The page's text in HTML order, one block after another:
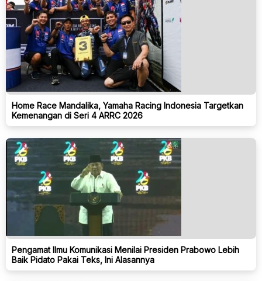
Home Race Mandalika, Yamaha Racing Indonesia Targetkan
Kemenangan di Seri 4 ARRC 2026
Pengamat Ilmu Komunikasi Menilai Presiden Prabowo Lebih
Baik Pidato Pakai Teks, Ini Alasannya